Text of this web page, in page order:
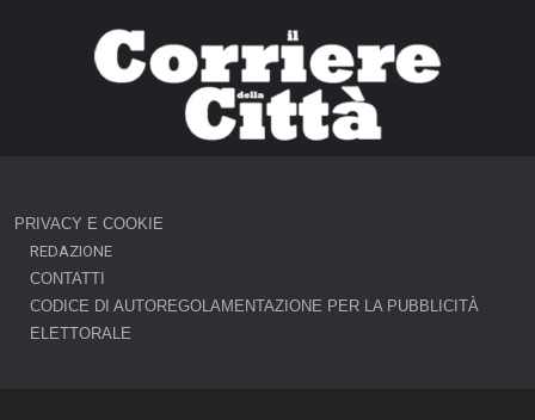
PRIVACY E COOKIE
REDAZIONE
CONTATTI
CODICE DI AUTOREGOLAMENTAZIONE PER LA PUBBLICITÀ
ELETTORALE